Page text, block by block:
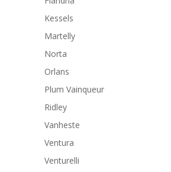
Kessels
Martelly
Norta
Orlans
Plum Vainqueur
Ridley
Vanheste
Ventura
Venturelli